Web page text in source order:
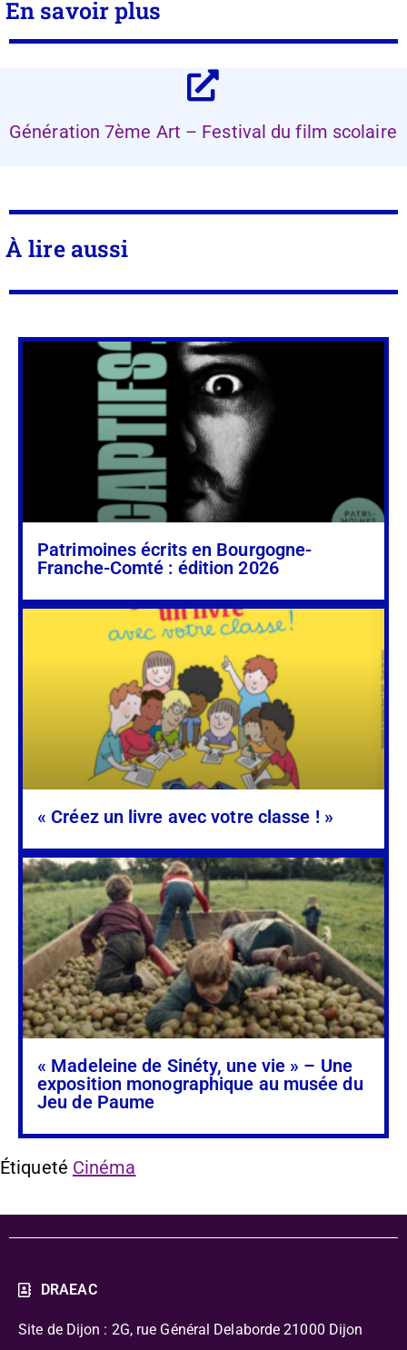
En savoir plus
Génération 7ème Art – Festival du film scolaire
À lire aussi
Patrimoines écrits en Bourgogne-
Franche-Comté : édition 2026
« Créez un livre avec votre classe ! »
« Madeleine de Sinéty, une vie » – Une
exposition monographique au musée du
Jeu de Paume
Étiqueté Cinéma
DRAEAC
Site de Dijon : 2G, rue Général Delaborde 21000 Dijon